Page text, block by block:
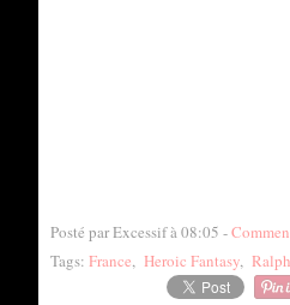
Posté par Excessif à 08:05 -
Tags: France, Heroic Fantasy,